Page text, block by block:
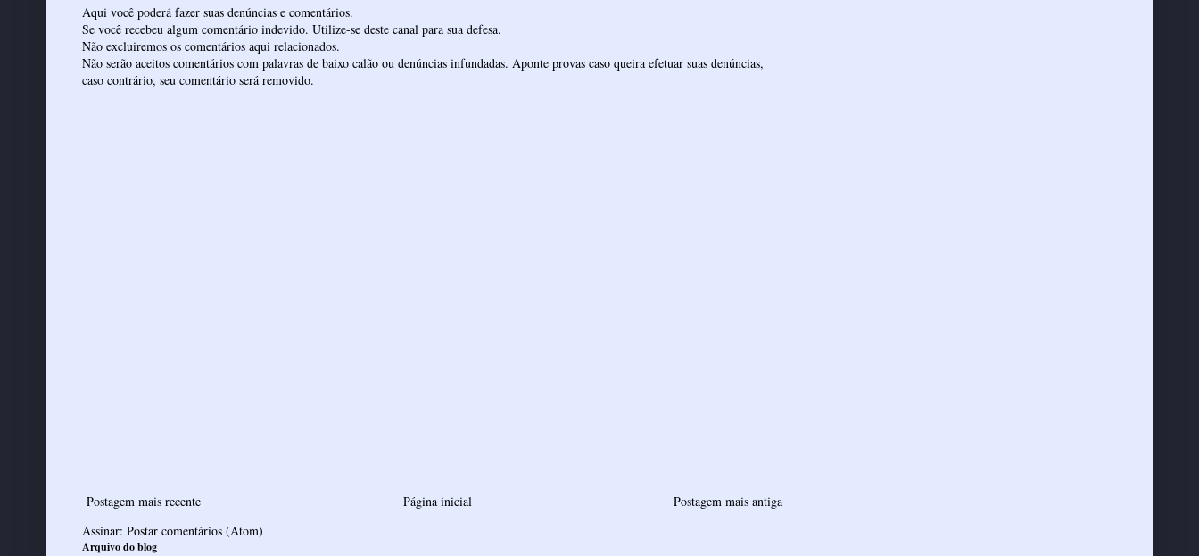
Aqui você poderá fazer suas denúncias e comentários.
Se você recebeu algum comentário indevido. Utilize-se deste canal para sua defesa.
Não excluiremos os comentários aqui relacionados.
Não serão aceitos comentários com palavras de baixo calão ou denúncias infundadas. Aponte provas caso queira efetuar suas denúncias,
caso contrário, seu comentário será removido.
Postagem mais recente Postagem mais antiga
Página inicial
Assinar: Postar comentários (Atom)
Arquivo do blog